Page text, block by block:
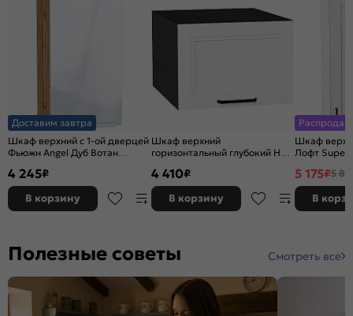
Доставим завтра
Шкаф верхний с 1-ой дверцей
Фьюжн Angel Дуб Вотан
4 245₽
В корзину
Шкаф верхний
горизонтальный глубокий Нео
358*500*576
4 410₽
В корзину
Шкаф
Лофт Super
5 175₽5
В
Полезные советы Смотреть все